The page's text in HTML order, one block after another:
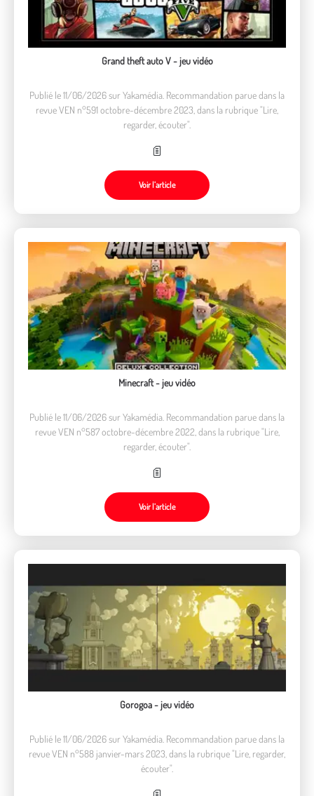
Grand theft auto V - jeu vidéo
Publié le 11/06/2026 sur Yakamédia. Recommandation parue dans la
revue VEN n°591 octobre-décembre 2023, dans la rubrique "Lire,
regarder, écouter".
Voir l’article
Minecraft - jeu vidéo
Publié le 11/06/2026 sur Yakamédia. Recommandation parue dans la
revue VEN n°587 octobre-décembre 2022, dans la rubrique "Lire,
regarder, écouter".
Voir l’article
Gorogoa - jeu vidéo
Publié le 11/06/2026 sur Yakamédia. Recommandation parue dans la
revue VEN n°588 janvier-mars 2023, dans la rubrique "Lire, regarder,
écouter".